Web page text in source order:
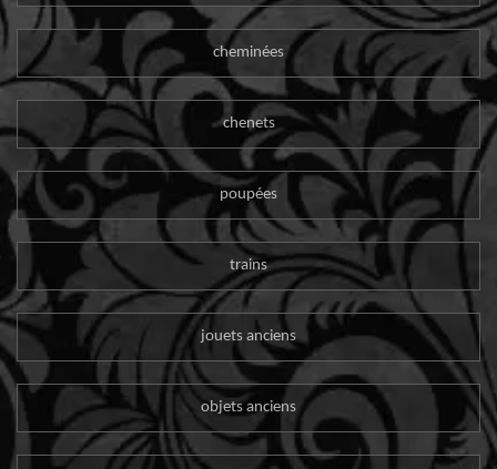
cheminées
chenets
poupées
trains
jouets anciens
objets anciens